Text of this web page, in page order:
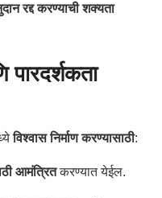
रद्द करण्याची शक्यता
पारदर्शकता
विश्वास निर्माण करण्यासाठी:
आमंत्रितकरण्यात येईल.